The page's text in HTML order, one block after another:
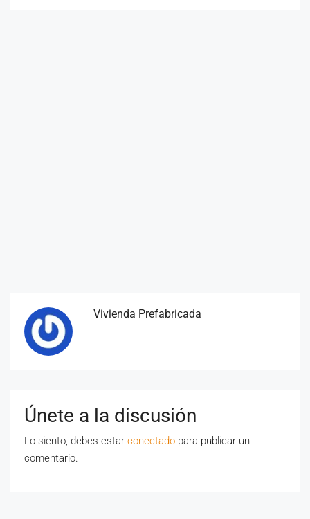
Vivienda Prefabricada
Únete a la discusión
Lo siento, debes estar conectado para publicar un
comentario.